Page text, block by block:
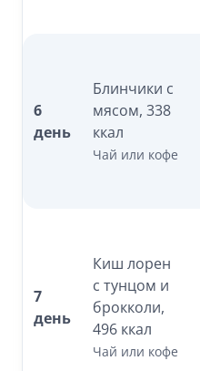
6
день
Блинчики с
мясом, 338
ккал
Чай или кофе
7
день
Киш лорен
с тунцом и
брокколи,
496 ккал
Чай или кофе